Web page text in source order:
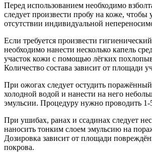
Перед использованием необходимо
следует произвести пробу на коже, чтобы
отсутствии индивидуальной
Если требуется произвести
необходимо нанести несколько капель
участок кожи с помощью лёгких
Количество состава зависит от площади
При ожогах следует остудить
холодной водой и нанести на него
эмульсии. Процедуру нужно проводить 1-
При ушибах, ранах и ссадинах следует
наносить тонким слоем эмульсию на
Дозировка зависит от площади
покрова.